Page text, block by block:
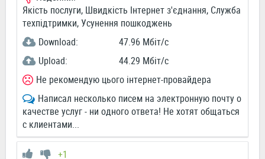
Якість послуги, Швидкість Інтернет з'єднання, Служба
техпідтримки, Усунення пошкоджень
Download:
47.96 Мбіт/c
Upload:
44.29 Мбіт/c
Не рекомендую цього інтернет-провайдера
Написал несколько писем на электронную почту о
качестве услуг - ни одного ответа! Не хотят общаться
с клиентами...
+1